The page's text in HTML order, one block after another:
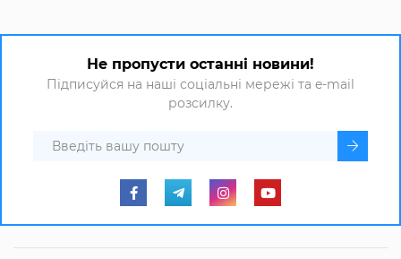
Не пропусти останні новини!
Підписуйся на наші соціальні мережі та e-mail
розсилку.